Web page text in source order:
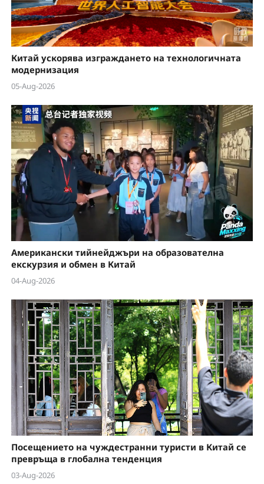
Китай ускорява изграждането на технологичната
модернизация
05-Aug-2026
Американски тийнейджъри на образователна
екскурзия и обмен в Китай
04-Aug-2026
Посещението на чуждестранни туристи в Китай се
превръща в глобална тенденция
03-Aug-2026